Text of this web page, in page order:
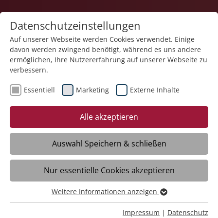
Impressum
Stiftung Liebenau
Kirchliche Stiftung privaten Rechts
Datenschutzeinstellungen
Auf unserer Webseite werden Cookies verwendet. Einige
davon werden zwingend benötigt, während es uns andere
ermöglichen, Ihre Nutzererfahrung auf unserer Webseite zu
verbessern.
Essentiell Marketing Externe Inhalte
Alle akzeptieren
Auswahl Speichern & schließen
Nur essentielle Cookies akzeptieren
Essentiell
Essentielle Cookies werden für grundlegende Funktionen
Weitere Informationen anzeigen
Impressum | Datenschutz